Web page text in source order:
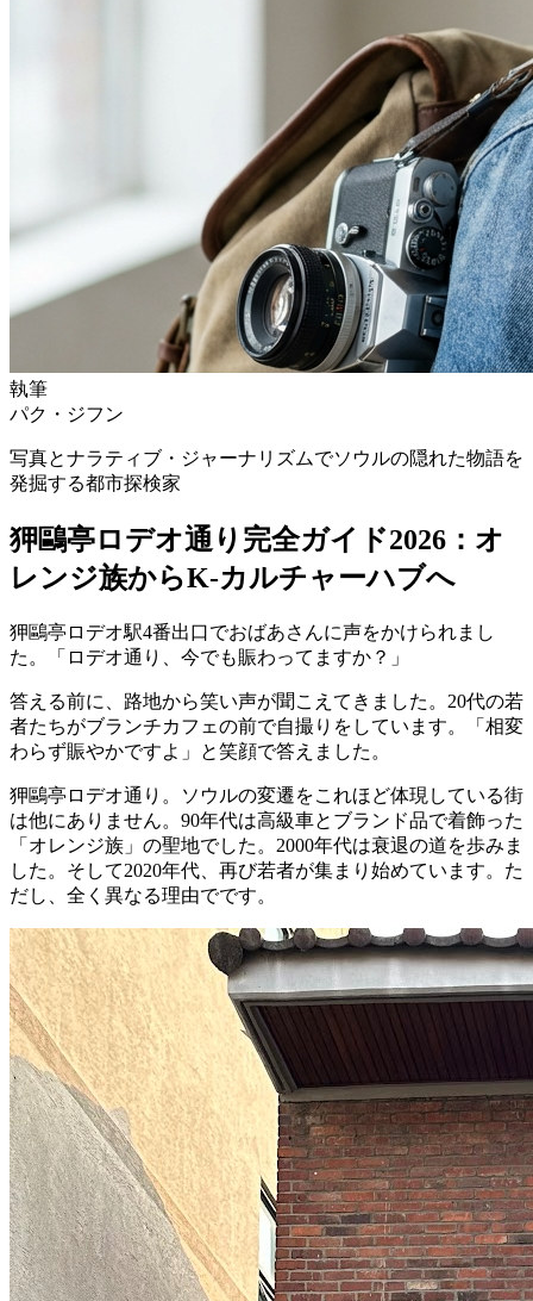
執筆
パク・ジフン
写真とナラティブ・ジャーナリズムでソウルの隠れた物語を
発掘する都市探検家
狎鷗亭ロデオ通り完全ガイド2026：オ
レンジ族からK-カルチャーハブへ
狎鷗亭ロデオ駅4番出口でおばあさんに声をかけられまし
た。「ロデオ通り、今でも賑わってますか？」
答える前に、路地から笑い声が聞こえてきました。20代の若
者たちがブランチカフェの前で自撮りをしています。「相変
わらず賑やかですよ」と笑顔で答えました。
狎鷗亭ロデオ通り。ソウルの変遷をこれほど体現している街
は他にありません。90年代は高級車とブランド品で着飾った
「オレンジ族」の聖地でした。2000年代は衰退の道を歩みま
した。そして2020年代、再び若者が集まり始めています。た
だし、全く異なる理由でです。